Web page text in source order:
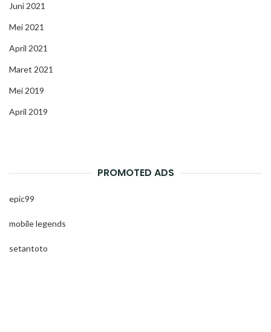
Juni 2021
Mei 2021
April 2021
Maret 2021
Mei 2019
April 2019
PROMOTED ADS
epic99
mobile legends
setantoto